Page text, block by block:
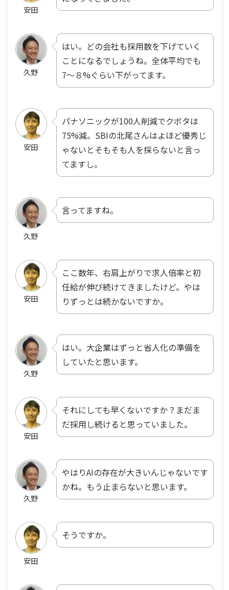
安田
久野
はい。どの会社も採用数を下げていく
ことになるでしょうね。全体平均でも
7〜８%ぐらい下がってます。
安田
パナソニックが100人削減でクボタは
75%減。SBIの北尾さんはよほど優秀じ
ゃないとそもそも人を採らないと言っ
てますし。
久野
言ってますね。
安田
ここ数年、右肩上がりで求人倍率と初
任給が伸び続けてきましたけど。やは
りずっとは続かないですか。
久野
はい。大企業はずっと省人化の準備を
していたと思います。
安田
それにしても早くないですか？まだま
だ採用し続けると思っていました。
久野
やはりAIの存在が大きいんじゃないです
かね。もう止まらないと思います。
安田
そうですか。